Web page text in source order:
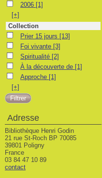
2006 2006 [1]
[+]
Collection
Prier 15 jours
Prier 15 jours [13]
Foi vivante
Foi vivante [3]
Spiritualité
Spiritualité [2]
À la découverte de
À la découverte de [1]
ApprocheApproche [1]
[+]
Adresse
Bibliothèque Henri Godin
21 rue St-Roch BP 70085
39801 Poligny
France
03 84 47 10 89
contact